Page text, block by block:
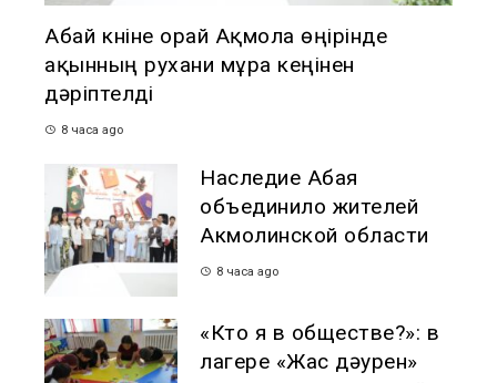
Абай күніне орай Ақмола өңірінде
ақынның рухани мұра кеңінен
дәріптелді
8 часа ago
Наследие Абая
объединило жителей
Акмолинской области
8 часа ago
«Кто я в обществе?»: в
лагере «Жас дәурен»